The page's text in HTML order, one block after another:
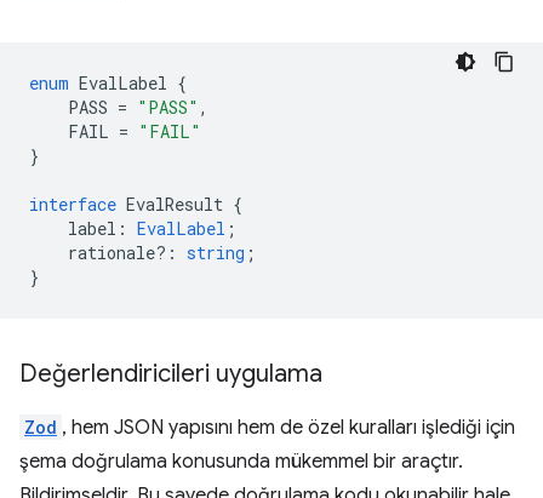
enum EvalLabel {
PASS = "PASS" ,
FAIL = "FAIL"
}
interface EvalResult {
label : EvalLabel ;
rationale? : string ;
}
Değerlendiricileri uygulama
Zod , hem JSON yapısını hem de özel kuralları işlediği için
şema doğrulama konusunda mükemmel bir araçtır.